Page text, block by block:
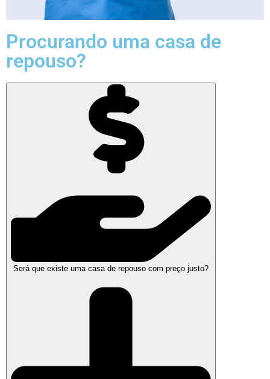
Procurando uma casa de
repouso?
Será que existe uma casa de repouso com preço justo?